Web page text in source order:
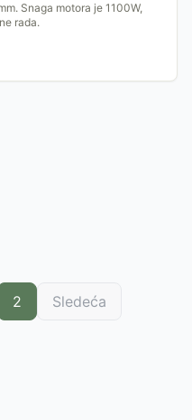
Snaga motora je 1100W,
rada.
2 Sledeća